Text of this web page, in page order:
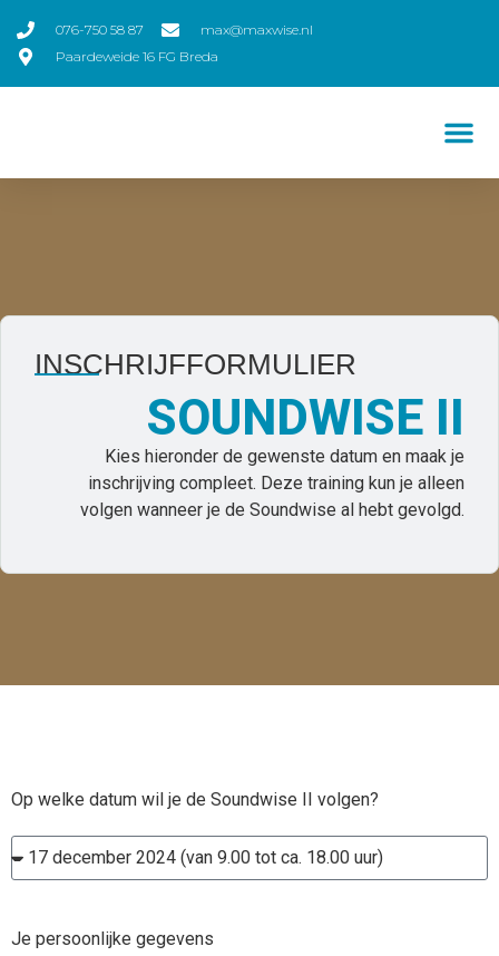
076-750 58 87
max@maxwise.nl
Paardeweide 16 FG Breda
INSCHRIJFFORMULIER
SOUNDWISE II
Kies hieronder de gewenste datum en maak je
inschrijving compleet. Deze training kun je alleen
volgen wanneer je de Soundwise al hebt gevolgd.
Op welke datum wil je de Soundwise II volgen?
Je persoonlijke gegevens